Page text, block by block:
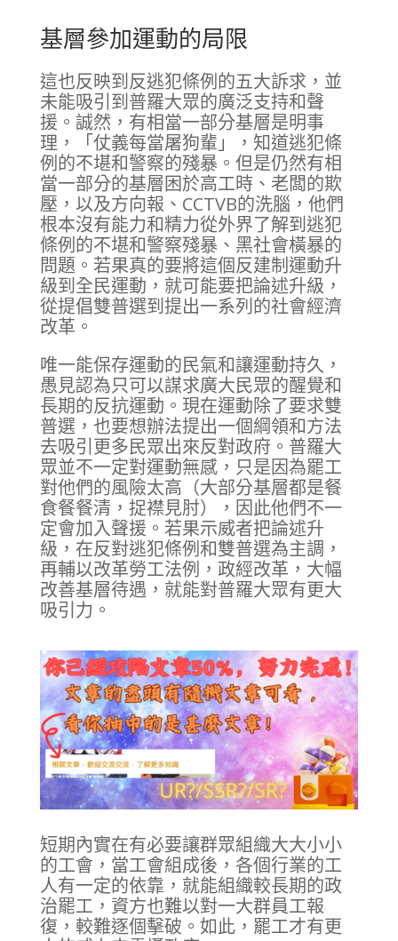
基層參加運動的局限
這也反映到反逃犯條例的五大訴求，並
未能吸引到普羅大眾的廣泛支持和聲
援。誠然，有相當一部分基層是明事
理，「仗義每當屠狗輩」，知道逃犯條
例的不堪和警察的殘暴。但是仍然有相
當一部分的基層困於高工時、老闆的欺
壓，以及方向報、CCTVB的洗腦，他們
根本沒有能力和精力從外界了解到逃犯
條例的不堪和警察殘暴、黑社會橫暴的
問題。若果真的要將這個反建制運動升
級到全民運動，就可能要把論述升級，
從提倡雙普選到提出一系列的社會經濟
改革。
唯一能保存運動的民氣和讓運動持久，
愚見認為只可以謀求廣大民眾的醒覺和
長期的反抗運動。現在運動除了要求雙
普選，也要想辦法提出一個綱領和方法
去吸引更多民眾出來反對政府。普羅大
眾並不一定對運動無感，只是因為罷工
對他們的風險太高（大部分基層都是餐
食餐餐清，捉襟見肘），因此他們不一
定會加入聲援。若果示威者把論述升
級，在反對逃犯條例和雙普選為主調，
再輔以改革勞工法例，政經改革，大幅
改善基層待遇，就能對普羅大眾有更大
吸引力。
短期內實在有必要讓群眾組織大大小小
的工會，當工會組成後，各個行業的工
人有一定的依靠，就能組織較長期的政
治罷工，資方也難以對一大群員工報
復，較難逐個擊破。如此，罷工才有更